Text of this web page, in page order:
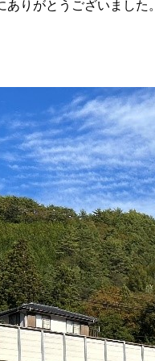
ありがとうございました